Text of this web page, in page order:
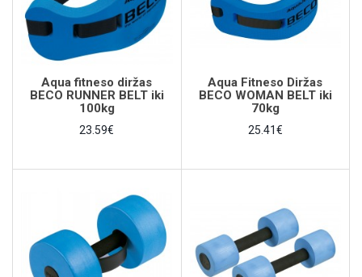
Aqua fitneso diržas
BECO RUNNER BELT iki
100kg
23.59€
Aqua Fitneso Diržas
BECO WOMAN BELT iki
70kg
25.41€